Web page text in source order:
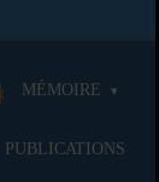
MÉMOIRE
PUBLICATIONS